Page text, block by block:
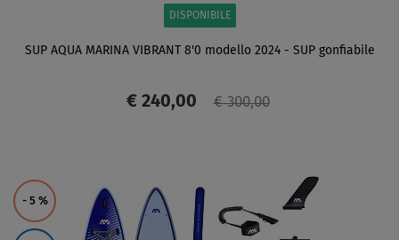
DISPONIBILE
SUP AQUA MARINA VIBRANT 8'0 modello 2024 - SUP gonfiabile
€ 240,00 € 300,00
- 5 %